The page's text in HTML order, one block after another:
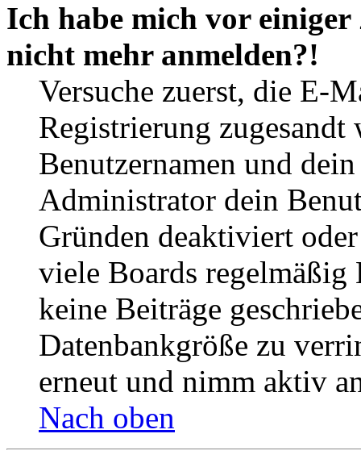
Ich habe mich vor
nicht mehr anmelden?!
Versuche zuerst, die E-
Registrierung
Benutzernamen und
Administrator dein
Gründen deaktiviert
viele Boards
keine Beiträge
Datenbankgröße zu
erneut und nimm aktiv
Nach oben